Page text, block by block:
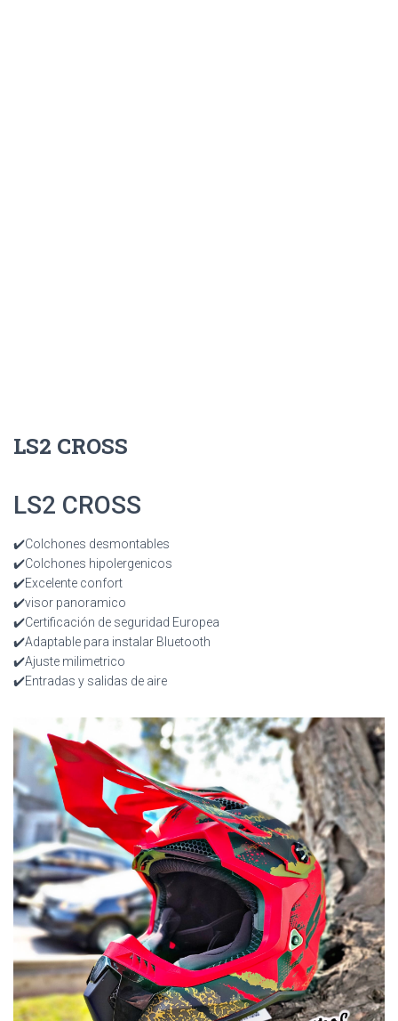
LS2 CROSS
LS2 CROSS
✔️Colchones desmontables
✔️Colchones hipolergenicos
✔️Excelente confort
✔️visor panoramico
✔️Certificación de seguridad Europea
✔️Adaptable para instalar Bluetooth
✔️Ajuste milimetrico
✔️Entradas y salidas de aire